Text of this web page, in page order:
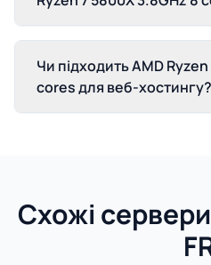
Чи підходить AMD
cores для веб-хостингу?
Схожі